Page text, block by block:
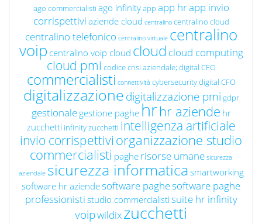
ago commercialisti ago infinityapp app hrapp invio
corrispettivi aziende cloud centralino centralino cloud
centralino telefonico centralino virtuale centralino
voip centralino voip cloud cloud cloud computing
cloud pmi codice crisi aziendale; digital CFO
commercialisti connettività cybersecuritydigital CFO
digitalizzazionedigitalizzazione pmi gdpr
gestionale gestione paghe hrhr aziende hr
zucchetti infinity zucchetti intelligenza artificiale
invio corrispettivi organizzazione studio
commercialisti paghe risorse umane sicurezza
aziendale sicurezza informatica smartworking
software hr aziendesoftware paghesoftware paghe
professionisti studio commercialisti suite hr infinity
voipwildixzucchetti